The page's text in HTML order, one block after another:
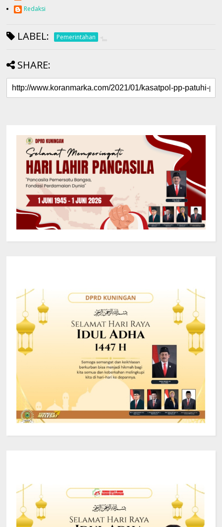
Redaksi
LABEL: Pemerintahan
SHARE: